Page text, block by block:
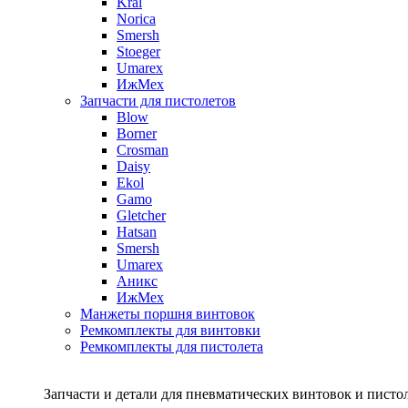
Norica
Smersh
Stoeger
Umarex
ИжМех
Запчасти для пистолетов
Blow
Borner
Crosman
Daisy
Ekol
Gamo
Gletcher
Hatsan
Smersh
Umarex
Аникс
ИжМех
Манжеты поршня винтовок
Ремкомплекты для винтовки
Ремкомплекты для пистолета
Запчасти и детали для пневматических винтовок и